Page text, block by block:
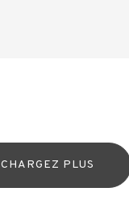
CHARGEZ PLUS